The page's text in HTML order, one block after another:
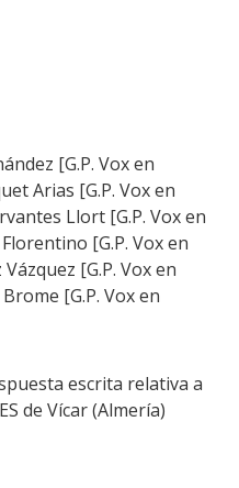
[G.P. Vox en
Arias [G.P. Vox en
Llort [G.P. Vox en
[G.P. Vox en
[G.P. Vox en
[G.P. Vox en
escrita relativa a
de Vícar (Almería)